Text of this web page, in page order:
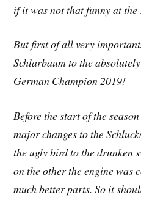
if it was not that funny at the
But first of all very
Schlarbaum to the
German Champion 2019!
Before the start of the
major changes to the
the ugly bird to the drunken
on the other the engine
much better parts. So it